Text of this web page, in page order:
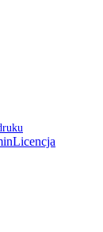
Licencja